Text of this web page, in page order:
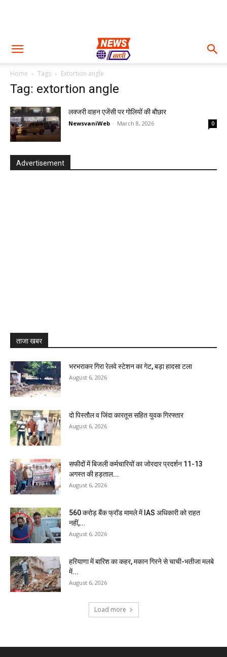
Home Tags Extortion angle
Tag: extortion angle
लक्जरी वाहन एजेंसी पर गोलियों की बौछार
NewsvaniWeb - March 8, 2026 0
Advertisement
ताजा खबर
भरभराकर गिरा रेलवे स्टेशन का गेट, बड़ा हादसा टला
August 6, 2026
दो पिस्तौल व जिंदा कारतूस सहित युवक गिरफ्तार
August 6, 2026
सफीदों में बिजली कर्मचारियों का जोरदार प्रदर्शन 11-13
अगस्त की हड़ताल...
August 6, 2026
₹560 करोड़ बैंक फ्रॉड मामले में IAS अधिकारी को राहत
नहीं,...
August 6, 2026
हरियाणा में बारिश का कहर, मकान गिरने से चाची-भतीजा मलबे
में...
August 6, 2026
Load more